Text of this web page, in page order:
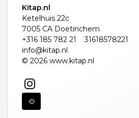
Kitap.nl
Ketelhuis 22c
7005 CA Doetinchem
+316 185 782 21
31618578221
info@kitap.nl
© 2026 www.kitap.nl